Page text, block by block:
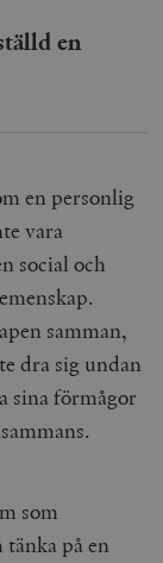
en
en personlig
vara
social och
samman,
dra sig undan
sina förmågor
som
på en